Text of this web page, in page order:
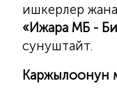
ишкерлер
«Ижара МБ -
сунуштайт.
Каржылоонун